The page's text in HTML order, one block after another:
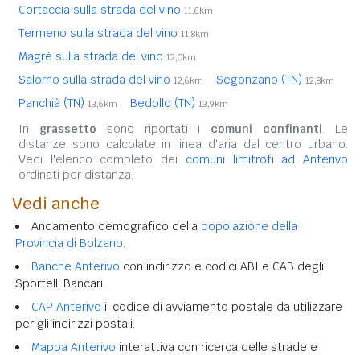
Cortaccia sulla strada del vino 11,6km
Termeno sulla strada del vino 11,8km
Magrè sulla strada del vino 12,0km
Salorno sulla strada del vino 12,6km Segonzano (TN) 12,8km
Panchià (TN) 13,6km Bedollo (TN) 13,9km
In grassetto sono riportati i comuni confinanti. Le
distanze sono calcolate in linea d'aria dal centro urbano.
Vedi l'elenco completo dei comuni limitrofi ad Anterivo
ordinati per distanza.
Vedi anche
Andamento demografico della popolazione della
Provincia di Bolzano.
Banche Anterivo con indirizzo e codici ABI e CAB degli
Sportelli Bancari.
CAP Anterivo il codice di avviamento postale da utilizzare
per gli indirizzi postali.
Mappa Anterivo interattiva con ricerca delle strade e